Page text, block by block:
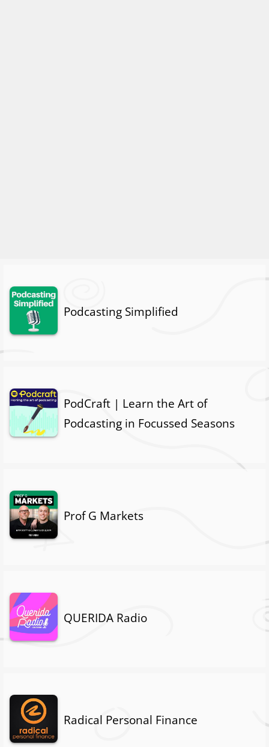
Podcasting Simplified
PodCraft | Learn the Art of
Podcasting in Focussed Seasons
Prof G Markets
QUERIDA Radio
Radical Personal Finance